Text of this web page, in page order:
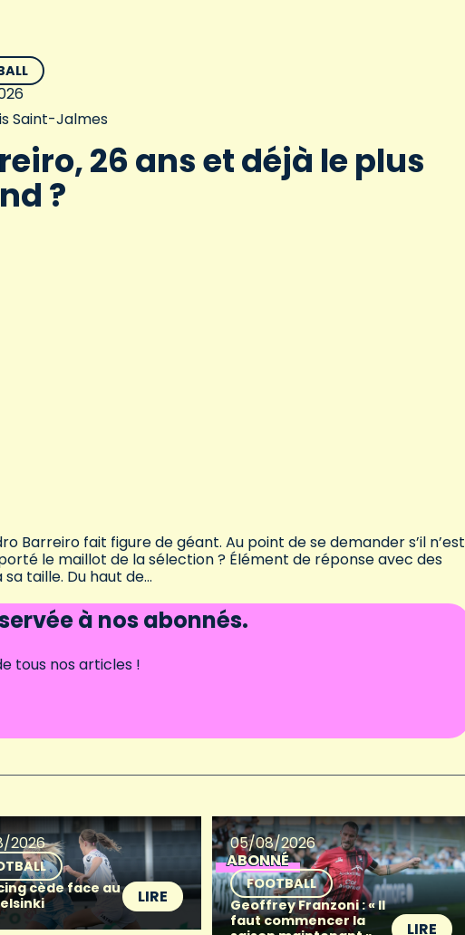
Saint-Jalmes
26 ans et déjà le plus
?
Barreiro fait figure de géant. Au point de se demander s’il n’est
le maillot de la sélection ? Élément de réponse avec des
taille. Du haut de…
à nos abonnés.
tous nos articles !
2026
cède face au
LIRE
05/08/2026
ABONNÉ
FOOTBALL
Geoffrey Franzoni : « Il
faut commencer la
LIRE